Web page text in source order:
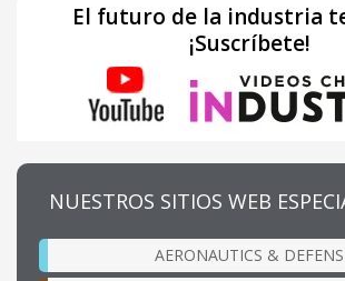
El futuro de la industria
¡Suscríbete!
NUESTROS SITIOS WEB
AERONAUTICS &